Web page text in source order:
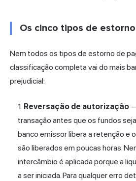
Os cinco tipos de
Nem todos os tipos de estorno de
classificação completa vai do mais
prejudicial:
Reversação de autorização
transação antes que os fundos
banco emissor libera a retenção e
são liberados em poucas horas.
intercâmbio é aplicada porque a
a ser iniciada. Para qualquer erro